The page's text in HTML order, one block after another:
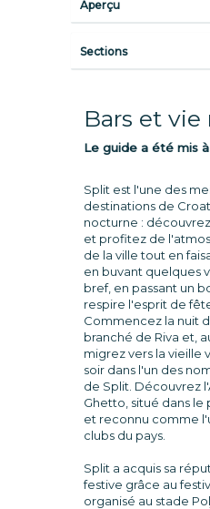
Aperçu
Sections
Bars et
Le guide a été mis
Split est l'une des
destinations de
nocturne :
et profitez de
de la ville tout en
en buvant quelques
bref, en passant un
respire l'esprit de
Commencez la nuit
branché de Riva et,
migrez vers la vieille
soir dans l'un des
de Split. Découvrez
Ghetto, situé dans
et reconnu comme
clubs du pays.
Split a acquis sa
festive grâce au
organisé au stade